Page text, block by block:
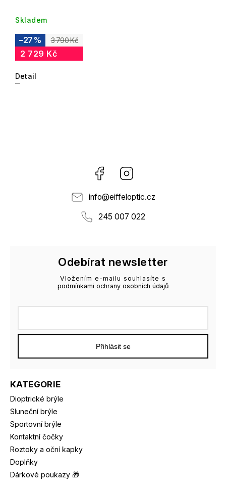
Skladem
3 790 Kč
–27 %
2 729 Kč
Detail
Facebook
info@eiffeloptic.cz
245 007 022
KATEGORIE
Dioptrické brýle
Sluneční brýle
Sportovní brýle
Kontaktní čočky
Roztoky a oční kapky
Doplňky
Dárkové poukazy 🎁
Odebírat newsletter
Vložením e-mailu souhlasíte s
podmínkami ochrany osobních údajů
Přihlásit se